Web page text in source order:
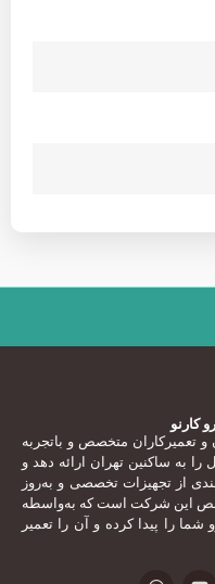
کارنو
و تعمیرکاران متخصص و باتجربه
به ساکنین تهران ارائه دهد و
از تجهیزات تخصصی و به‌روز
این شرکت است که به‌واسطه
را پیدا کرده و آن را تعمیر